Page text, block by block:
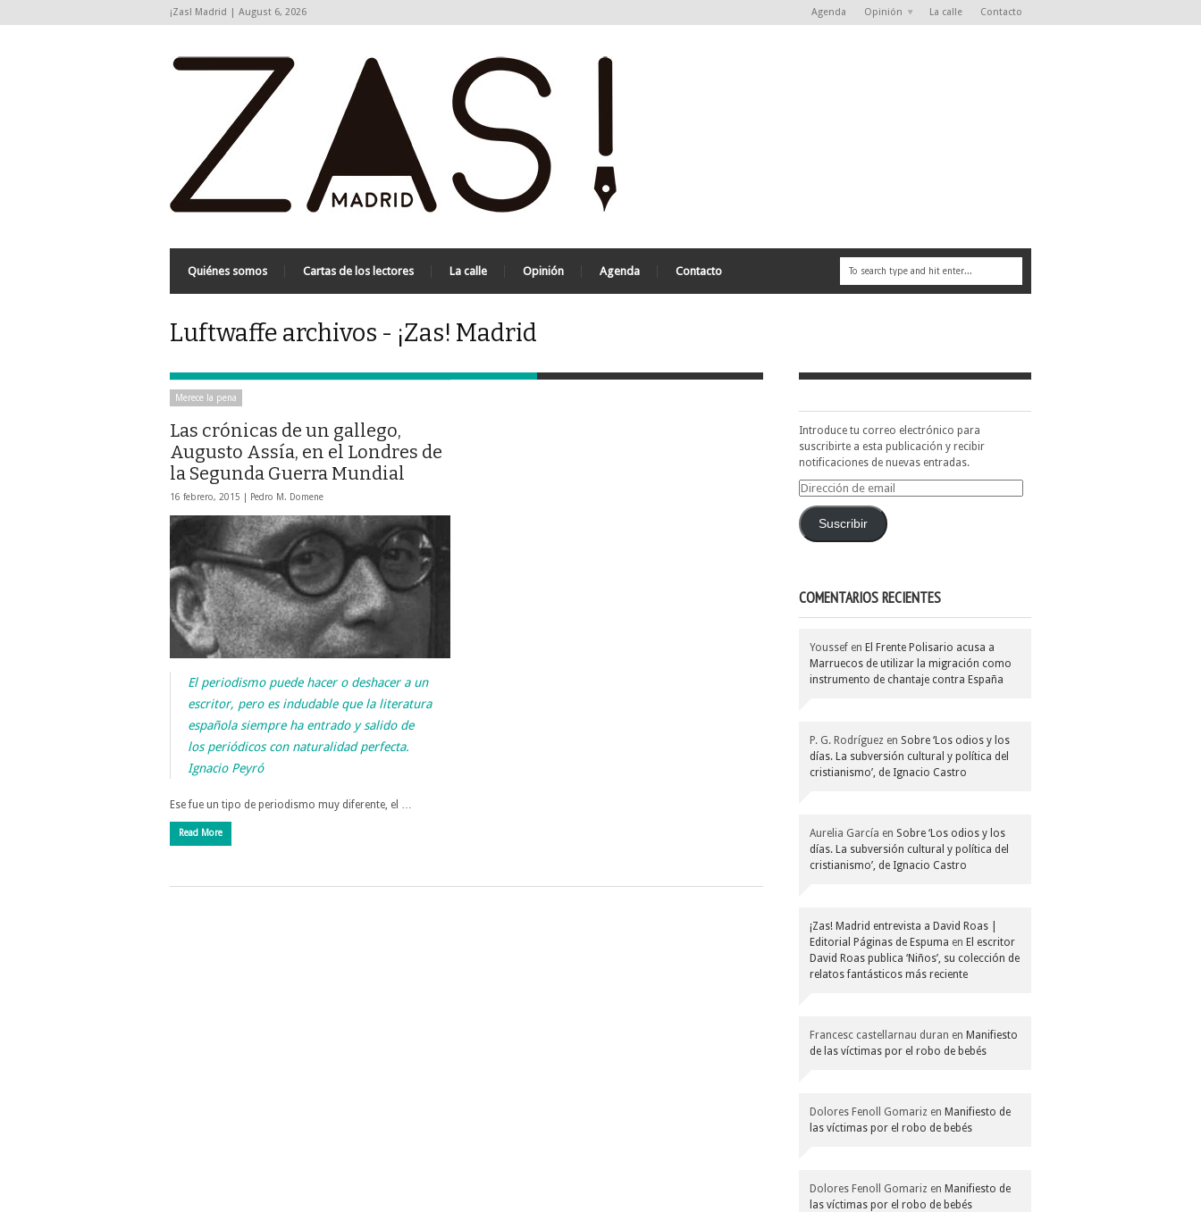
¡Zas! Madrid | August 6, 2026 Agenda Opinión La calle Contacto
Quiénes somos Cartas de los lectores La calle Opinión Agenda Contacto
Luftwaffe archivos - ¡Zas! Madrid
Merece la pena
Las crónicas de un gallego,
Augusto Assía, en el Londres de
la Segunda Guerra Mundial
16 febrero, 2015 | Pedro M. Domene
El periodismo puede hacer o deshacer a un
escritor, pero es indudable que la literatura
española siempre ha entrado y salido de
los periódicos con naturalidad perfecta.
Ignacio Peyró
Ese fue un tipo de periodismo muy diferente, el …
Read More
Introduce tu correo electrónico para
suscribirte a esta publicación y recibir
notificaciones de nuevas entradas.
Dirección
emailSuscribir
COMENTARIOS RECIENTES
Youssef en El Frente Polisario acusa a
Marruecos de utilizar la migración como
instrumento de chantaje contra España
P. G. Rodríguez en Sobre ‘Los odios y los
días. La subversión cultural y política del
cristianismo’, de Ignacio Castro
Aurelia García en Sobre ‘Los odios y los
días. La subversión cultural y política del
cristianismo’, de Ignacio Castro
¡Zas! Madrid entrevista a David Roas |
Editorial Páginas de Espuma en El escritor
David Roas publica ‘Niños’, su colección de
relatos fantásticos más reciente
Francesc castellarnau duran en Manifiesto
de las víctimas por el robo de bebés
Dolores Fenoll Gomariz en Manifiesto de
las víctimas por el robo de bebés
Dolores Fenoll Gomariz en Manifiesto de
las víctimas por el robo de bebés